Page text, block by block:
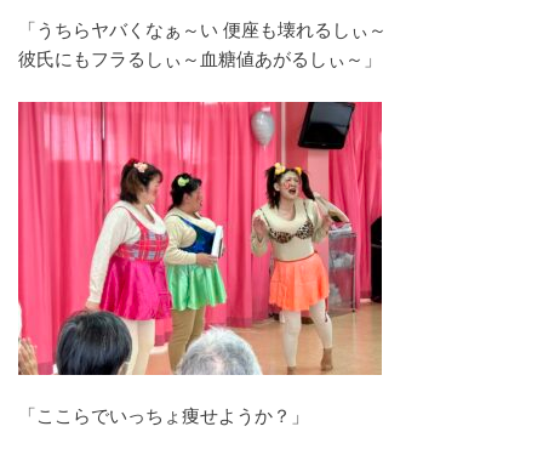
「うちらヤバくなぁ～い 便座も壊れるしぃ～
彼氏にもフラるしぃ～血糖値あがるしぃ～」
「ここらでいっちょ痩せようか？」